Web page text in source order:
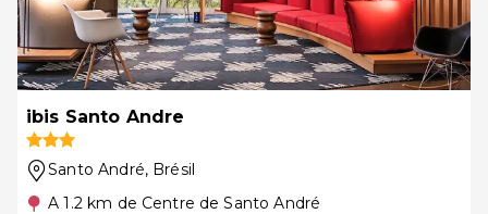
ibis Santo Andre
Santo André, Brésil
A 1.2 km de Centre de Santo André